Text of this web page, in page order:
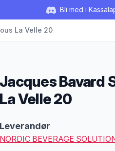
Bli med i
La Velle 20
Jacques Bavard
La Velle 20
Leverandør
NORDIC BEVERAGE